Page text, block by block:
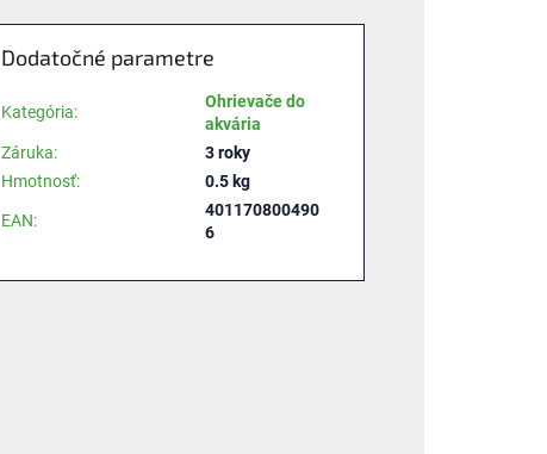
Dodatočné parametre
Kategória:
Ohrievače do
akvária
Záruka:
3 roky
Hmotnosť: 0.5 kg
EAN:
401170800490
6